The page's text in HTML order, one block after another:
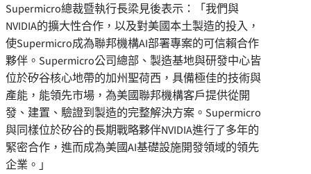
Supermicro總裁暨執行長梁見後表示：「我們與
NVIDIA的擴大性合作，以及對美國本土製造的投入，
使Supermicro成為聯邦機構AI部署專案的可信賴合作
夥伴。Supermicro公司總部、製造基地與研發中心皆
位於矽谷核心地帶的加州聖荷西，具備極佳的技術與
產能，能領先市場，為美國聯邦機構客戶提供從開
發、建置、驗證到製造的完整解決方案。Supermicro
與同樣位於矽谷的長期戰略夥伴NVIDIA進行了多年的
緊密合作，進而成為美國AI基礎設施開發領域的領先
企業。」